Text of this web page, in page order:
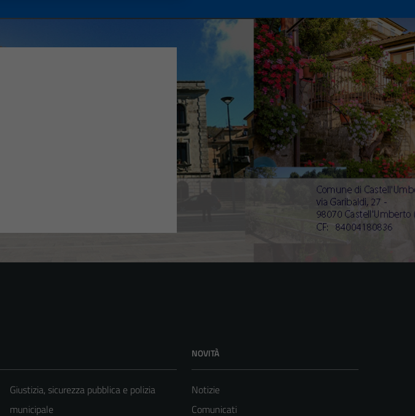
Giustizia, sicurezza pubblica e polizia
municipale
NOVITÀ
Notizie
Comunicati